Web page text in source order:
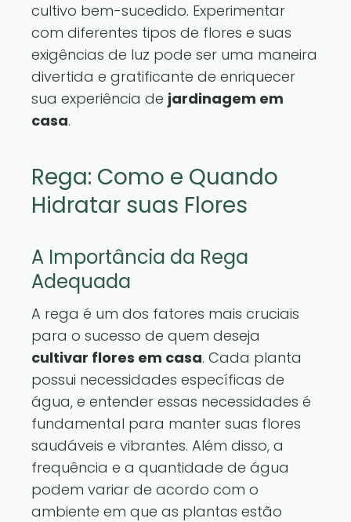
cultivo bem-sucedido. Experimentar
com diferentes tipos de flores e suas
exigências de luz pode ser uma maneira
divertida e gratificante de enriquecer
sua experiência de jardinagem em
casa.
Rega: Como e Quando
Hidratar suas Flores
A Importância da Rega
Adequada
A rega é um dos fatores mais cruciais
para o sucesso de quem deseja
cultivar flores em casa. Cada planta
possui necessidades específicas de
água, e entender essas necessidades é
fundamental para manter suas flores
saudáveis e vibrantes. Além disso, a
frequência e a quantidade de água
podem variar de acordo com o
ambiente em que as plantas estão